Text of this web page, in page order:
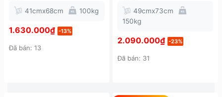
41cmx68cm 100kg
1.630.000₫ -13%
Đã bán: 13
49cmx73cm
150kg
2.090.000₫ -23%
Đã bán: 31